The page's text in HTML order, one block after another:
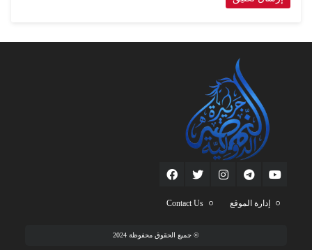
إدارة الموقع Contact Us
© جميع الحقوق محفوظة 2024